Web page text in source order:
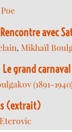
avec
,Mikhaïl
grand carnaval
(1891-
(extrait)